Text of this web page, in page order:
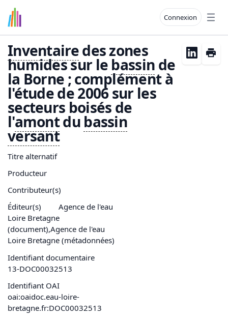
Connexion
Inventairedes zones
humides sur le bassin de
la Borne ; complément à
l'étude de 2006 sur les
secteurs boisés de
l'amontdu bassin
versant
Titre alternatif
Producteur
Contributeur(s)
Éditeur(s)
Agence de l'eau
Loire Bretagne
(document),Agence de l'eau
Loire Bretagne (métadonnées)
Identifiant documentaire
13-DOC00032513
Identifiant OAI
oai:oaidoc.eau-loire-
bretagne.fr:DOC00032513